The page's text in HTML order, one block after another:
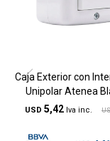
Caja Exterior con
Unipolar Atenea
USD 5,42